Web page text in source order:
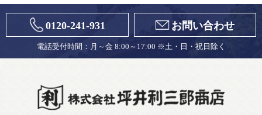
0120-241-931 お問い合わせ
電話受付時間：月～金 8:00～17:00 ※土・日・祝日除く